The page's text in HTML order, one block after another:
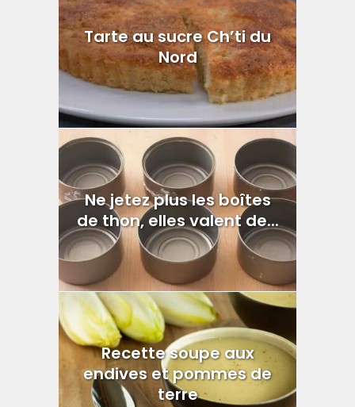
Tarte au sucre Ch’ti du
Nord
Ne jetez plus les boîtes
de thon, elles valent de...
Recette soupe aux
endives et pommes de
terre